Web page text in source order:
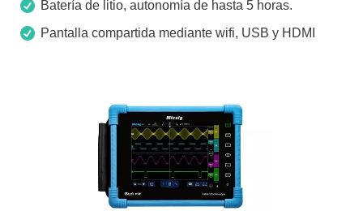
Batería de litio, autonomía de hasta 5 horas.
Pantalla compartida mediante wifi, USB y HDMI